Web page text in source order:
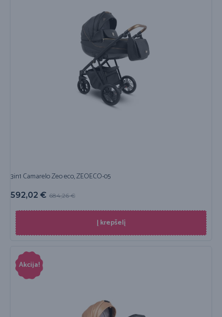
3in1 Camarelo Zeo eco, ZEOECO-05
684,26€
592,02 €
Į krepšelį
Akcija!